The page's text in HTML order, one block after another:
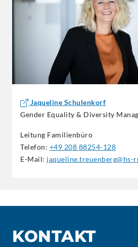
Jaqueline Schulenkorf
Gender Equality & Diversity
Leitung Familienbüro
Telefon: +49 208 88254-128
E-Mail: jaqueline.treuenberg@hs-
KONTAKT